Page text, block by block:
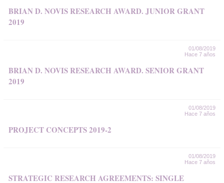
BRIAN D. NOVIS RESEARCH AWARD. JUNIOR GRANT
2019
01/08/2019
Hace 7 años
BRIAN D. NOVIS RESEARCH AWARD. SENIOR GRANT
2019
01/08/2019
Hace 7 años
PROJECT CONCEPTS 2019-2
01/08/2019
Hace 7 años
STRATEGIC RESEARCH AGREEMENTS: SINGLE